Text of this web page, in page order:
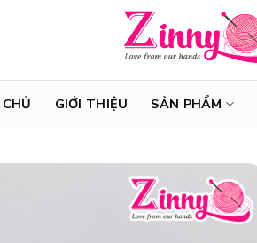
GIỚI THIỆU SẢN PHẨM